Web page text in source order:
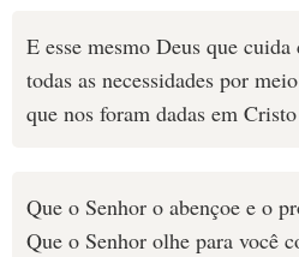
E esse mesmo Deus que
todas as necessidades por
que nos foram dadas em Cristo
Que o Senhor o abençoe e o
Que o Senhor olhe para você